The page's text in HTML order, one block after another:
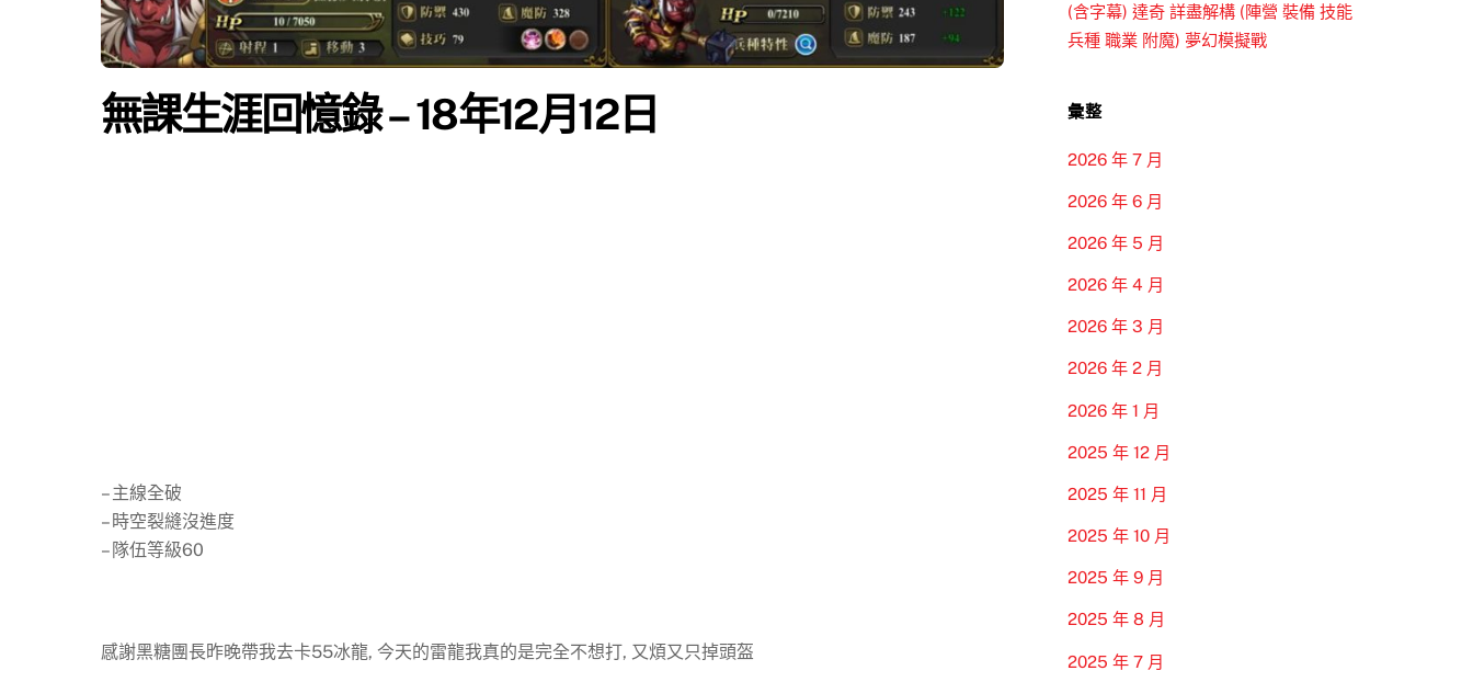
無課生涯回憶錄 – 18年12月12日
– 主線全破
– 時空裂縫沒進度
– 隊伍等級60
感謝黑糖團長昨晚帶我去卡55冰龍, 今天的雷龍我真的是完全不想打, 又煩又只掉頭盔
(含字幕) 達奇 詳盡解構 (陣營 裝備 技能
兵種 職業 附魔) 夢幻模擬戰
彙整
2026 年 7 月
2026 年 6 月
2026 年 5 月
2026 年 4 月
2026 年 3 月
2026 年 2 月
2026 年 1 月
2025 年 12 月
2025 年 11 月
2025 年 10 月
2025 年 9 月
2025 年 8 月
2025 年 7 月